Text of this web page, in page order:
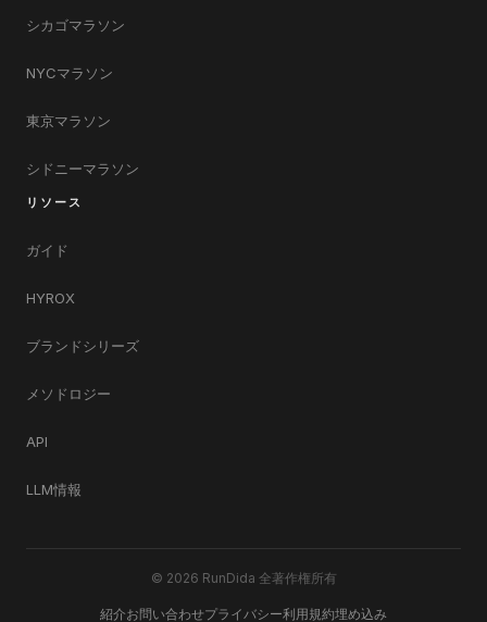
シカゴマラソン
NYCマラソン
東京マラソン
シドニーマラソン
リソース
ガイド
HYROX
ブランドシリーズ
メソドロジー
API
LLM情報
© 2026 RunDida 全著作権所有
紹介お問い合わせプライバシー利用規約埋め込み